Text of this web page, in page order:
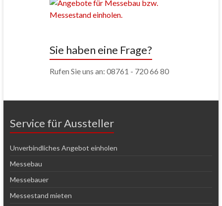
Sie haben eine Frage?
Rufen Sie uns an: 08761 - 720 66 80
Service für Aussteller
Unverbindliches Angebot einholen
Messebau
Messebauer
Messestand mieten